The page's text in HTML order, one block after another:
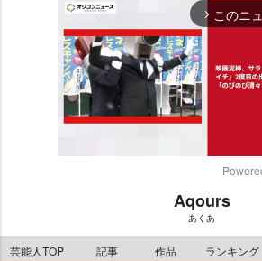
arrow_forward_ios このニ
Aqours
あくあ
芸能人TOP 記事 作品 ランキング